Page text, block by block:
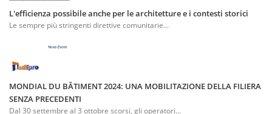
L'efficienza possibile anche per le architetture e i contesti storici
Le sempre più stringenti direttive comunitarie...
MONDIAL DU BÂTIMENT 2024: UNA MOBILITAZIONE DELLA FILIERA
SENZA PRECEDENTI
Dal 30 settembre al 3 ottobre scorsi, gli operatori...